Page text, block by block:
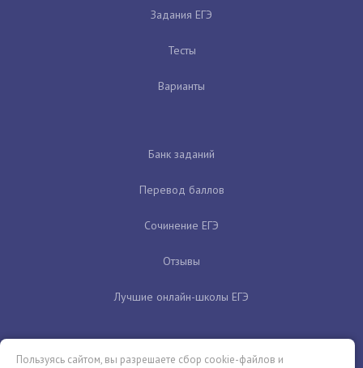
Задания ЕГЭ
Тесты
Варианты
Банк заданий
Перевод баллов
Сочинение ЕГЭ
Отзывы
Лучшие онлайн-школы ЕГЭ
Пользуясь сайтом, вы разрешаете сбор cookie-файлов и